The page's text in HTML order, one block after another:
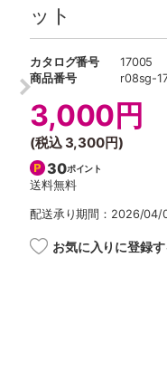
ット
カタログ番号
17005
商品番号
r08sg-
3,000円
(税込 3,300円)
30ポイント
送料無料
配送承り期間：2026/
お気に入りに登録